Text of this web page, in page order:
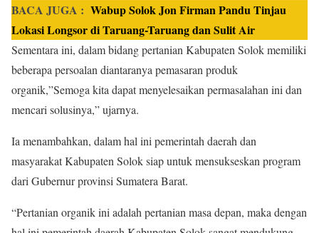
BACA JUGA : Wabup Solok Jon Firman Pandu Tinjau
Lokasi Longsor di Taruang-Taruang dan Sulit Air
Sementara ini, dalam bidang pertanian Kabupaten Solok memiliki
beberapa persoalan diantaranya pemasaran produk
organik,”Semoga kita dapat menyelesaikan permasalahan ini dan
mencari solusinya,” ujarnya.
Ia menambahkan, dalam hal ini pemerintah daerah dan
masyarakat Kabupaten Solok siap untuk mensukseskan program
dari Gubernur provinsi Sumatera Barat.
“Pertanian organik ini adalah pertanian masa depan, maka dengan